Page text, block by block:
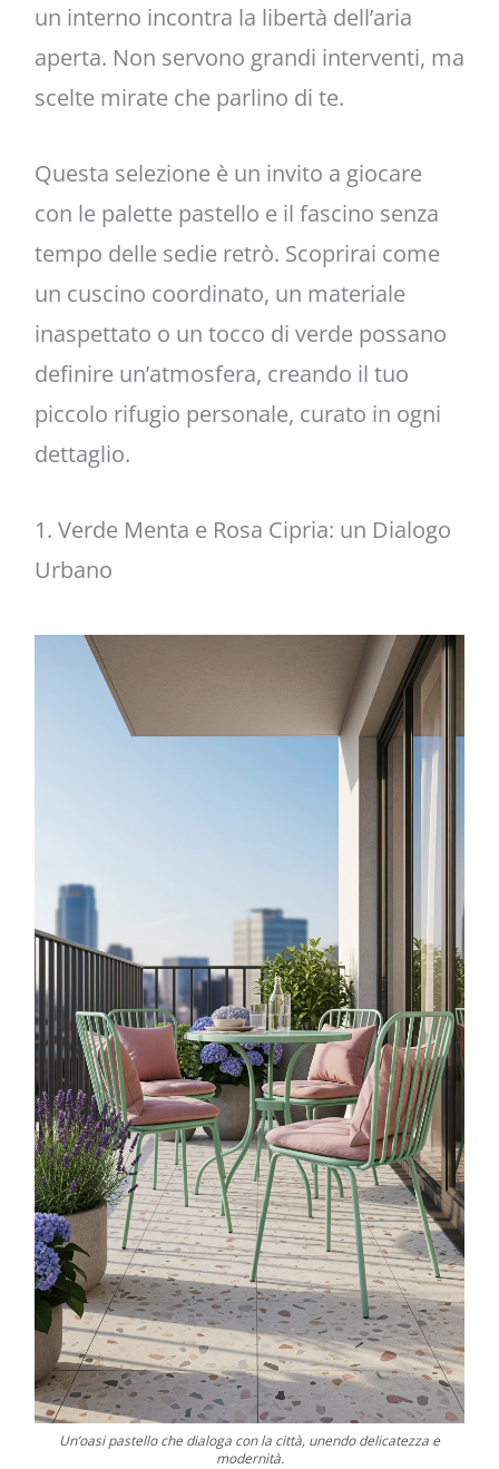
un interno incontra la libertà dell’aria
aperta. Non servono grandi interventi, ma
scelte mirate che parlino di te.
Questa selezione è un invito a giocare
con le palette pastello e il fascino senza
tempo delle sedie retrò. Scoprirai come
un cuscino coordinato, un materiale
inaspettato o un tocco di verde possano
definire un’atmosfera, creando il tuo
piccolo rifugio personale, curato in ogni
dettaglio.
1. Verde Menta e Rosa Cipria: un Dialogo
Urbano
Un’oasi pastello che dialoga con la città, unendo delicatezza e
modernità.